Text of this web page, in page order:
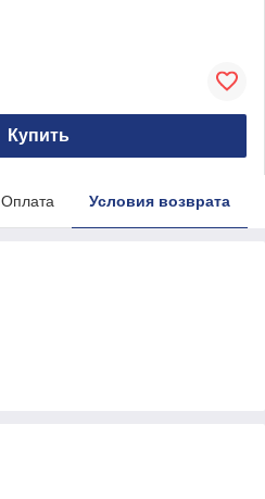
Купить
Оплата Условия возврата